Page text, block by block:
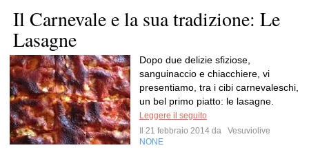
Il Carnevale e la sua tradizione: Le
Lasagne
Dopo due delizie sfiziose,
sanguinaccio e chiacchiere, vi
presentiamo, tra i cibi carnevaleschi,
un bel primo piatto: le lasagne.
Leggere il seguito
Il 21 febbraio 2014 da
Vesuviolive
NONE